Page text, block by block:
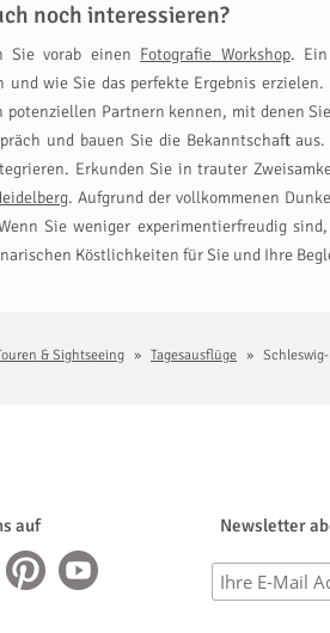
noch interessieren?
Sie vorab einen Fotografie Workshop. Ein
wie Sie das perfekte Ergebnis
Partnern kennen, mit denen
und bauen Sie die Bekanntschaft
Erkunden Sie in trauter
. Aufgrund der vollkommenen
Sie weniger experimentierfreudig
Köstlichkeiten für Sie und Ihre
& Sightseeing Tagesausflüge
auf Newsletter